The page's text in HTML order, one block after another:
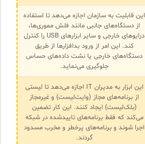
این قابلیت به سازمان اجازه می‌دهد تا استفاده
از دستگاه‌های جانبی مانند فلش مموری‌ها،
درایوهای خارجی و سایر ابزارهای USB را کنترل
کند. این امر از ورود بدافزارها از طریق
دستگاه‌های خارجی یا نشت داده‌های حساس
جلوگیری می‌نماید.
این ابزار به مدیران IT اجازه می‌دهد تا لیستی
از برنامه‌های مجاز (وایت‌لیست) و غیرمجاز
(بلک‌لیست) ایجاد کنند. این کار تضمین
می‌کند که فقط برنامه‌های تاییدشده در شبکه
اجرا شوند و برنامه‌های پرخطر و مخرب مسدود
گردند.